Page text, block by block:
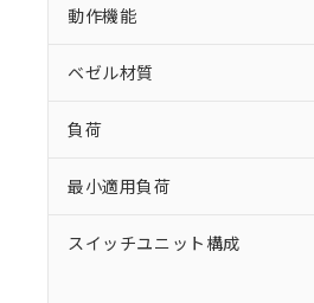
動作機能
ベゼル材質
負荷
最小適用負荷
スイッチユニット構成